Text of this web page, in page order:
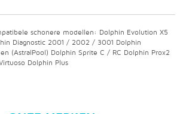
schonere modellen: Dolphin Evolution X5
Diagnostic 2001 / 2002 / 3001 Dolphin
(AstralPool) Dolphin Sprite C / RC Dolphin Prox2
Dolphin Plus